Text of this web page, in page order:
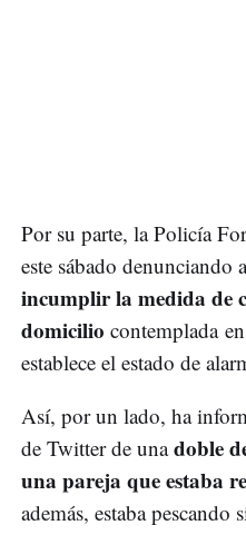
Por su parte, la Policía
este sábado denunciando
incumplir la medida de
domicilio contemplada
establece el estado de
Así, por un lado, ha
de Twitter de unadoble
una pareja que estaba
además, estaba pescando